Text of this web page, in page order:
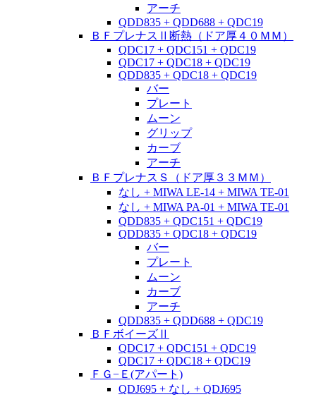
アーチ
QDD835 + QDD688 + QDC19
ＢＦプレナスⅡ断熱（ドア厚４０ＭＭ）
QDC17 + QDC151 + QDC19
QDC17 + QDC18 + QDC19
QDD835 + QDC18 + QDC19
バー
プレート
ムーン
グリップ
カーブ
アーチ
ＢＦプレナスＳ（ドア厚３３ＭＭ）
なし + MIWA LE-14 + MIWA TE-01
なし + MIWA PA-01 + MIWA TE-01
QDD835 + QDC151 + QDC19
QDD835 + QDC18 + QDC19
バー
プレート
ムーン
カーブ
アーチ
QDD835 + QDD688 + QDC19
ＢＦボイーズⅡ
QDC17 + QDC151 + QDC19
QDC17 + QDC18 + QDC19
ＦＧ−Ｅ(アパート)
QDJ695 + なし + QDJ695